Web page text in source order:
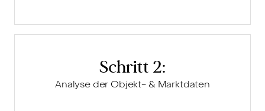
Schritt 2:
Analyse der Objekt- & Marktdaten